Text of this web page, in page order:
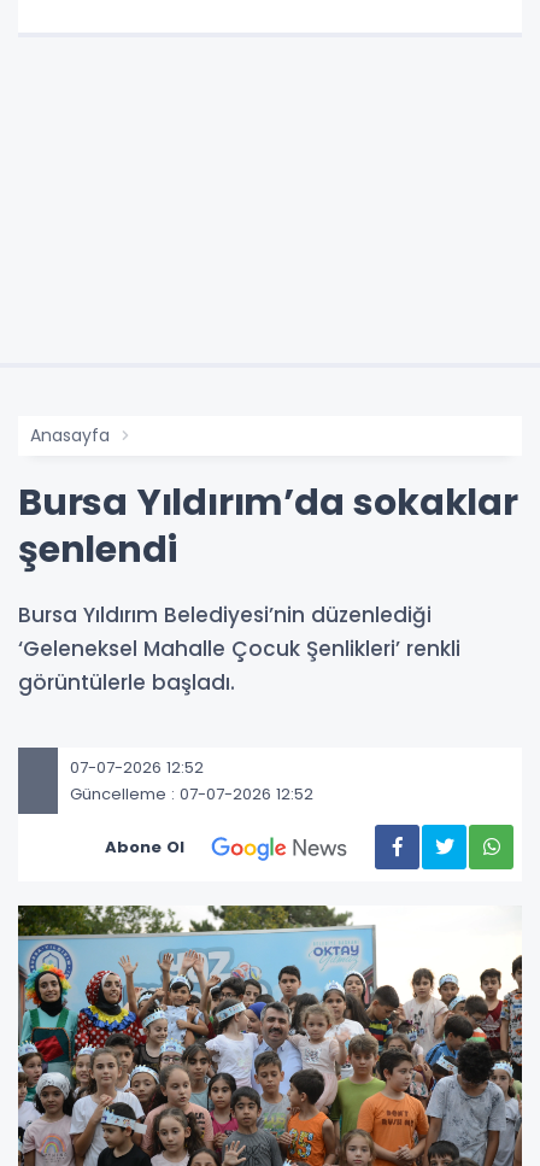
Anasayfa
Bursa Yıldırım’da sokaklar
şenlendi
Bursa Yıldırım Belediyesi’nin düzenlediği
‘Geleneksel Mahalle Çocuk Şenlikleri’ renkli
görüntülerle başladı.
07-07-2026 12:52
Güncelleme : 07-07-2026 12:52
Abone Ol